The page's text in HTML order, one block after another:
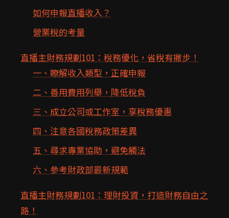
如何申報直播收入？
營業稅的考量
直播主財務規劃101：稅務優化，省稅有撇步！
一、瞭解收入類型，正確申報
二、善用費用列舉，降低稅負
三、成立公司或工作室，享稅務優惠
四、注意各國稅務政策差異
五、尋求專業協助，避免觸法
六、參考財政部最新規範
直播主財務規劃101：理財投資，打造財務自由之
路！